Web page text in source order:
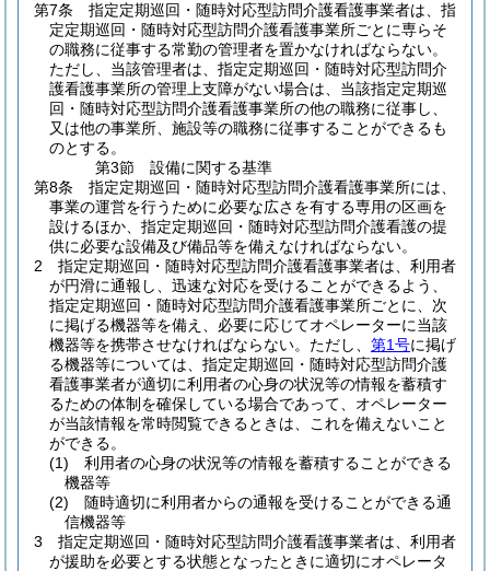
第7条
指定定期巡回・随時対応型訪問介護看護事業者は、指
定定期巡回・随時対応型訪問介護看護事業所ごとに専らそ
の職務に従事する常勤の管理者を置かなければならない。
ただし、当該管理者は、指定定期巡回・随時対応型訪問介
護看護事業所の管理上支障がない場合は、当該指定定期巡
回・随時対応型訪問介護看護事業所の他の職務に従事し、
又は他の事業所、施設等の職務に従事することができるも
のとする。
第3節
設備に関する基準
第8条
指定定期巡回・随時対応型訪問介護看護事業所には、
事業の運営を行うために必要な広さを有する専用の区画を
設けるほか、指定定期巡回・随時対応型訪問介護看護の提
供に必要な設備及び備品等を備えなければならない。
2
指定定期巡回・随時対応型訪問介護看護事業者は、利用者
が円滑に通報し、迅速な対応を受けることができるよう、
指定定期巡回・随時対応型訪問介護看護事業所ごとに、次
に掲げる機器等を備え、必要に応じてオペレーターに当該
機器等を携帯させなければならない。 ただし、 第1号に掲げ
る機器等については、指定定期巡回・随時対応型訪問介護
看護事業者が適切に利用者の心身の状況等の情報を蓄積す
るための体制を確保している場合であって、オペレーター
が当該情報を常時閲覧できるときは、これを備えないこと
ができる。
(1)
利用者の心身の状況等の情報を蓄積することができる
機器等
(2)
随時適切に利用者からの通報を受けることができる通
信機器等
3
指定定期巡回・随時対応型訪問介護看護事業者は、利用者
が援助を必要とする状態となったときに適切にオペレータ